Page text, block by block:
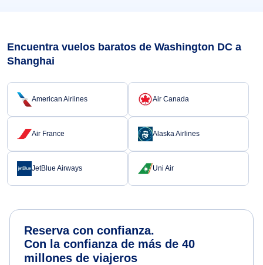
Encuentra vuelos baratos de Washington DC a
Shanghai
American Airlines Air Canada
Air France Alaska Airlines
JetBlue Airways Uni Air
Reserva con confianza.
Con la confianza de más de 40
millones de viajeros